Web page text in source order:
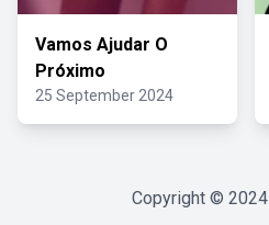
Vamos Ajudar O
Próximo
25 September 2024
Copyright © 2024